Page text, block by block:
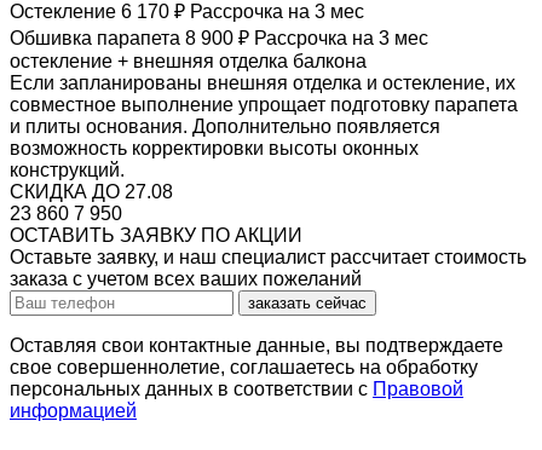
Остекление 6 170
Рассрочка на 3 мес
Обшивка парапета 8 900
Рассрочка на 3 мес
остекление + внешняя отделка балкона
Если запланированы внешняя отделка и остекление, их
совместное выполнение упрощает подготовку парапета
и плиты основания. Дополнительно появляется
возможность корректировки высоты оконных
конструкций.
СКИДКА ДО 27.08
23 860 7 950
ОСТАВИТЬ ЗАЯВКУ ПО АКЦИИ
Оставьте заявку, и наш специалист рассчитает стоимость
заказа с учетом всех ваших пожеланий
заказать сейчас
Оставляя свои контактные данные, вы подтверждаете
свое совершеннолетие, соглашаетесь на обработку
персональных данных в соответствии с Правовой
информацией